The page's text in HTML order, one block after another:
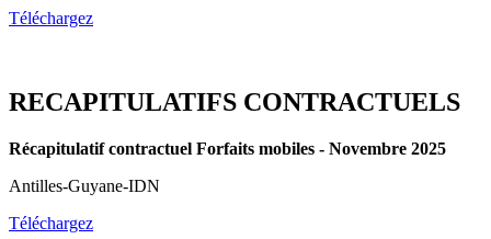
Téléchargez
RECAPITULATIFS CONTRACTUELS
Récapitulatif contractuel Forfaits mobiles - Novembre 2025
Antilles-Guyane-IDN
Téléchargez